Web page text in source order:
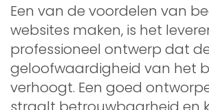
Een van de voordelen van
websites maken, is het
professioneel ontwerp dat
geloofwaardigheid van het
verhoogt. Een goed